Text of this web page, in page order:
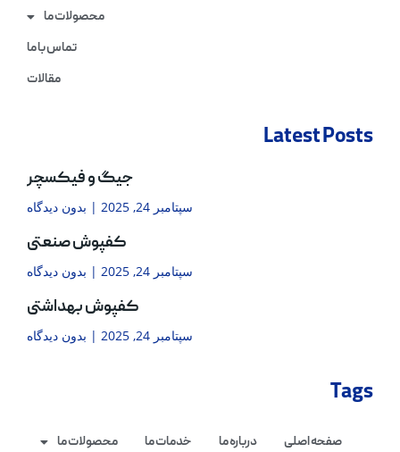
محصولات ما
تماس با ما
مقالات
Latest Posts
جیگ و فیکسچر
سپتامبر 24, 2025 بدون دیدگاه
کفپوش صنعتی
سپتامبر 24, 2025 بدون دیدگاه
کفپوش بهداشتی
سپتامبر 24, 2025 بدون دیدگاه
Tags
صفحه اصلی درباره ما خدمات ما
محصولات ما